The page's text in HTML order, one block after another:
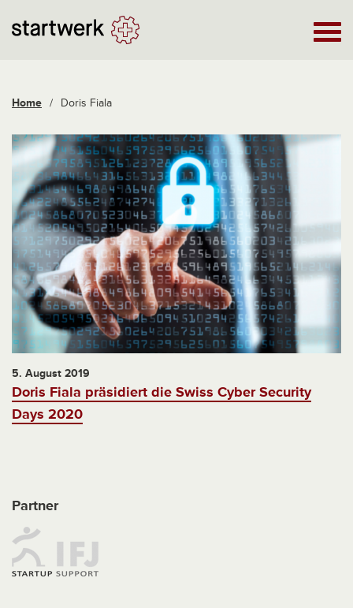
Home / Doris Fiala
5. August 2019
Doris Fiala präsidiert die Swiss Cyber Security
Days 2020
Partner